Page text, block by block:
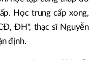
Học trung cấp xong,
ĐH", thạc sĩ Nguyễn
định.